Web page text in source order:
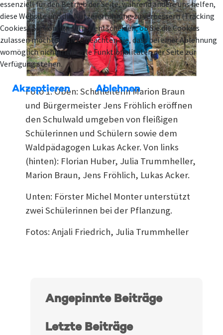
Foto 1: Oben: Schulleiterin Marion Braun
und Bürgermeister Jens Fröhlich eröffnen
den Schulwald umgeben von fleißigen
Schülerinnen und Schülern sowie dem
Waldpädagogen Lukas Acker. Von links
(hinten): Florian Huber, Julia Trummheller,
Marion Braun, Jens Fröhlich, Lukas Acker.
Unten: Förster Michel Monter unterstützt
zwei Schülerinnen bei der Pflanzung.
Fotos: Anjali Friedrich, Julia Trummheller
Angepinnte Beiträge
Letzte Beiträge
essenziell für den Betrieb der Seite, während andere uns helfen,
diese Website und die Nutzererfahrung zu verbessern (Tracking
Cookies). Sie können selbst entscheiden, ob Sie die Cookies
zulassen möchten. Bitte beachten Sie, dass bei einer Ablehnung
womöglich nicht mehr alle Funktionalitäten der Seite zur
Verfügung stehen.
Akzeptieren Ablehnen